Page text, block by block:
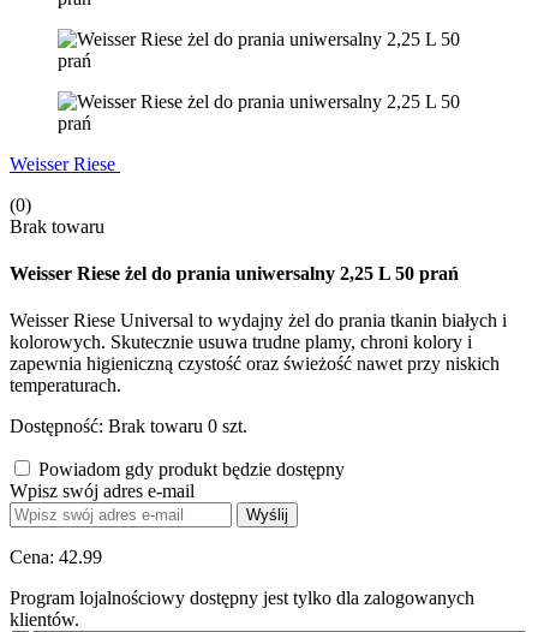
Weisser Riese
(0)
Brak towaru
Weisser Riese żel do prania uniwersalny 2,25 L 50 prań
Weisser Riese Universal to wydajny żel do prania tkanin białych i
kolorowych. Skutecznie usuwa trudne plamy, chroni kolory i
zapewnia higieniczną czystość oraz świeżość nawet przy niskich
temperaturach.
Dostępność: Brak towaru 0 szt.
Powiadom gdy produkt będzie dostępny
Wpisz swój adres e-mail
Wyślij
Cena: 42.99
Program lojalnościowy dostępny jest tylko dla zalogowanych
klientów.